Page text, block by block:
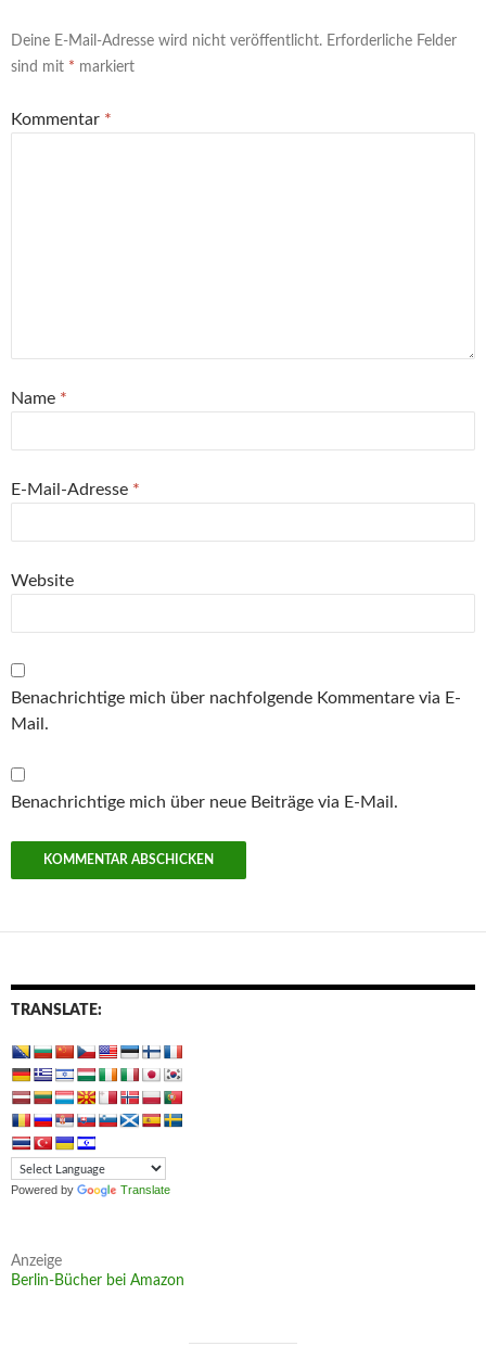
Deine E-Mail-Adresse wird nicht veröffentlicht. Erforderliche Felder
sind mit * markiert
Kommentar *
Name *
E-Mail-Adresse *
Website
Benachrichtige mich über nachfolgende Kommentare via E-
Mail.
Benachrichtige mich über neue Beiträge via E-Mail.
TRANSLATE:
Powered by Translate
Anzeige
Berlin-Bücher bei Amazon